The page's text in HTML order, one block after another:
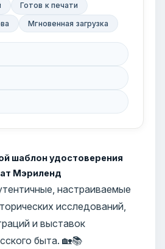
Готов к печати
Мгновенная загрузка
шаблон удостоверения
Мэриленд
настраиваемые
исследований,
и выставок
быта. 🏡📚